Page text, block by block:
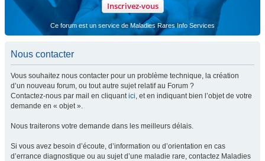
Inscrivez-vous
Ce forum est un service de Maladies Rares Info Services
Nous contacter
Vous souhaitez nous contacter pour un problème technique, la création
d’un nouveau forum, ou tout autre sujet relatif au Forum ?
Contactez-nous par mail en cliquantici, et en indiquant bien l’objet de votre
demande en « objet ».
Nous traiterons votre demande dans les meilleurs délais.
Si vous avez besoin d’écoute, d’information ou d’orientation en cas
d’errance diagnostique ou au sujet d’une maladie rare, contactez Maladies